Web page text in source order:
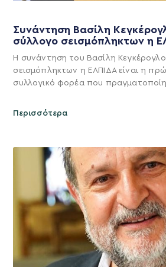
Συνάντηση Βασίλη
σύλλογο σεισμόπληκτων η
Η συνάντηση του Βασίλη
σεισμόπληκτων η ΕΛΠΙΔΑ είναι η
συλλογικό φορέα που
Περισσότερα